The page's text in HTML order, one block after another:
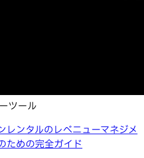
ツール
レンタルのレベニューマネジメ
ための完全ガイド